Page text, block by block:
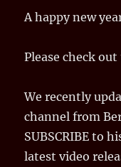
A happy new
Please check
We recently
channel from
SUBSCRIBE to
latest video